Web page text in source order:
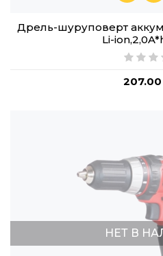
Дрель-шуруповерт
Li-
207.00
НЕТ В